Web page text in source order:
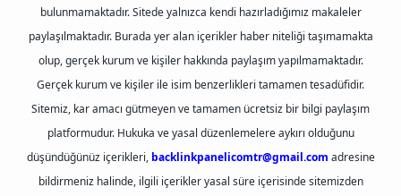
bulunmamaktadır. Sitede yalnızca kendi hazırladığımız makaleler
paylaşılmaktadır. Burada yer alan içerikler haber niteliği taşımamakta
olup, gerçek kurum ve kişiler hakkında paylaşım yapılmamaktadır.
Gerçek kurum ve kişiler ile isim benzerlikleri tamamen tesadüfidir.
Sitemiz, kar amacı gütmeyen ve tamamen ücretsiz bir bilgi paylaşım
platformudur. Hukuka ve yasal düzenlemelere aykırı olduğunu
düşündüğünüz içerikleri, backlinkpanelicomtr@gmail.com adresine
bildirmeniz halinde, ilgili içerikler yasal süre içerisinde sitemizden